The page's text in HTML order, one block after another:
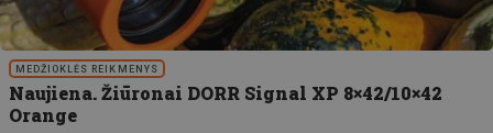
MEDŽIOKLĖS REIKMENYS
Naujiena. Žiūronai DORR Signal XP 8×42/10×42
Orange